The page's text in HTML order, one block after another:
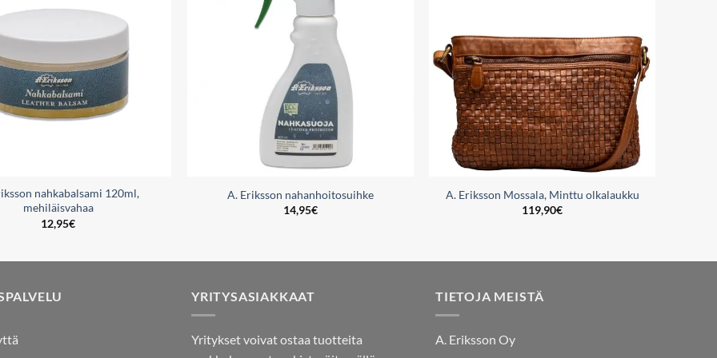
nahkabalsami 120ml,
mehiläisvahaa
12,95€
A. Eriksson nahanhoitosuihke
14,95€
A. Eriksson Mossala, Minttu olkalaukku
119,90€
YRITYSASIAKKAAT
Yritykset voivat ostaa tuotteita
TIETOJA MEISTÄ
A. Eriksson Oy